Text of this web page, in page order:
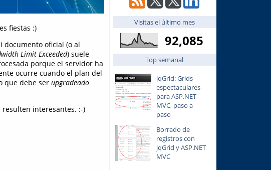
fiestas :)
documento oficial (o al
Limit Exceeded) suele
porque el servidor ha
ocurre cuando el plan del
que debe ser upgradeado
resulten interesantes. :-)
Visitas el último mes
92,085
Top semanal
jqGrid: Grids
espectaculares
para ASP.NET
MVC, paso a
paso
Borrado de
registros con
jqGrid y ASP.NET
MVC